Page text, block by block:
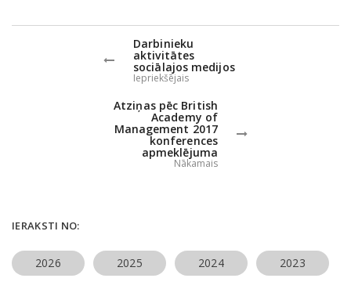
Darbinieku
aktivitātes
sociālajos medijos
Iepriekšējais
Atziņas pēc British
Academy of
Management 2017
konferences
apmeklējuma
Nākamais
IERAKSTI NO:
2026 2025 2024 2023